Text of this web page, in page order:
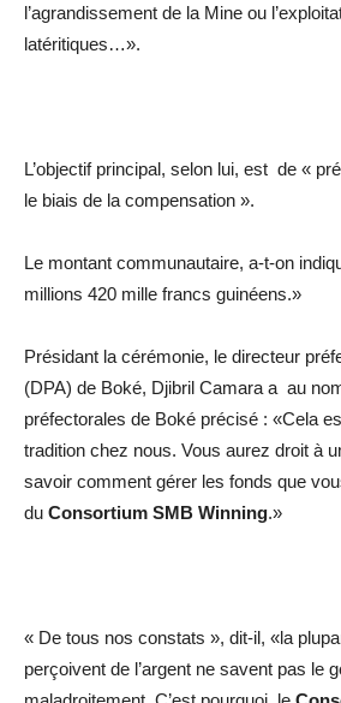
l’agrandissement de la Mine ou
latéritiques…».
L’objectif principal, selon lui, est de «
le biais de la compensation ».
Le montant communautaire, a-t-on
millions 420 mille francs guinéens.»
Présidant la cérémonie, le directeur
(DPA) de Boké, Djibril Camara a au
préfectorales de Boké précisé : «Cela
tradition chez nous. Vous aurez droit à
savoir comment gérer les fonds que
du Consortium SMB Winning.»
« De tous nos constats », dit-il, «la
perçoivent de l’argent ne savent pas le